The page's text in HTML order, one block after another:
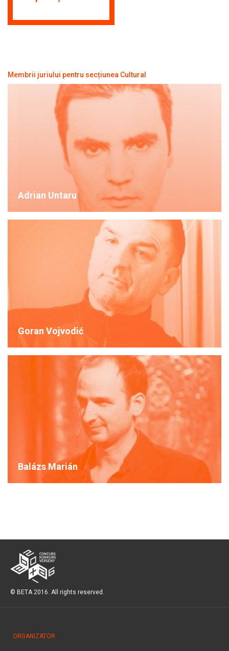
Membrii juriului pentru secțiunea Cultural
Adrian Untaru
Goran Vojvodić
Balázs Marián
© BETA 2016. All rights reserved.
ORGANIZATOR